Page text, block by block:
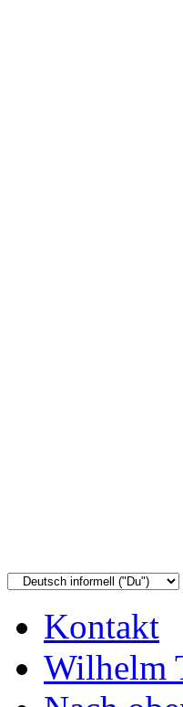
Kontakt
Wilhelm